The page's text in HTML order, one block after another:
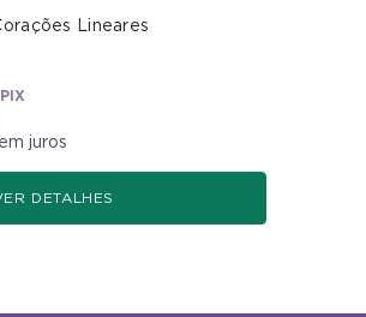
Lineares
juros
DETALHES